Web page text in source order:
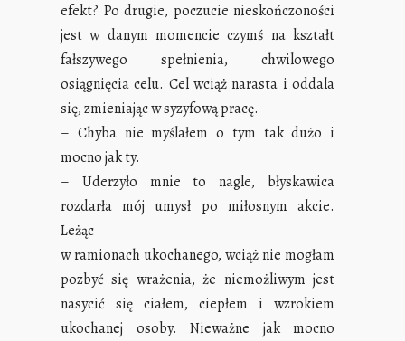
efekt? Po drugie, poczucie nieskończoności
jest w danym momencie czymś na kształt
fałszywego spełnienia, chwilowego
osiągnięcia celu. Cel wciąż narasta i oddala
się, zmieniając w syzyfową pracę.
– Chyba nie myślałem o tym tak dużo i
mocno jak ty.
– Uderzyło mnie to nagle, błyskawica
rozdarła mój umysł po miłosnym akcie.
Leżąc
w ramionach ukochanego, wciąż nie mogłam
pozbyć się wrażenia, że niemożliwym jest
nasycić się ciałem, ciepłem i wzrokiem
ukochanej osoby. Nieważne jak mocno